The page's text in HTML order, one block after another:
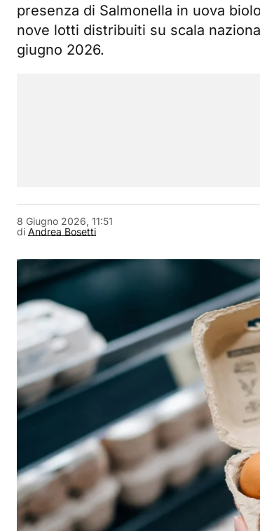
presenza di Salmonella in uova
nove lotti distribuiti su scala
giugno 2026.
di Andrea Bosetti
8 Giugno 2026, 11:51